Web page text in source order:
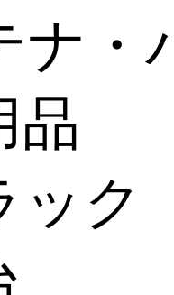
ナ・
品
ック